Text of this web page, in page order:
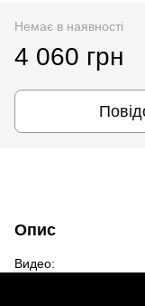
Немає в наявності
4 060 грн
Опис
Видео: